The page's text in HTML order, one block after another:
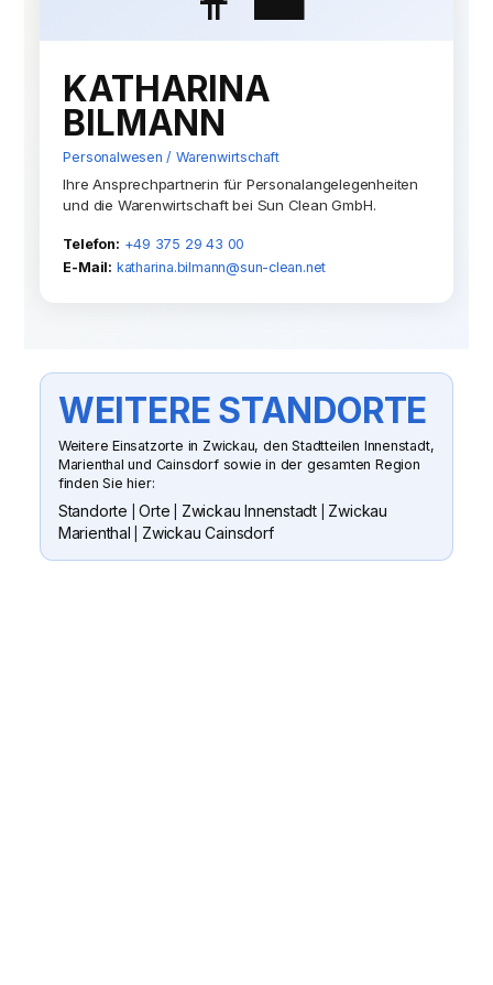
KATHARINA
BILMANN
Personalwesen / Warenwirtschaft
Ihre Ansprechpartnerin für Personalangelegenheiten
und die Warenwirtschaft bei Sun Clean GmbH.
Telefon: +49 375 29 43 00
E-Mail: katharina.bilmann@sun-clean.net
WEITERE STANDORTE
Weitere Einsatzorte in Zwickau, den Stadtteilen Innenstadt,
Marienthal und Cainsdorf sowie in der gesamten Region
finden Sie hier:
Standorte |Orte Zwickau Innenstadt
Zwickau
Marienthal
Zwickau Cainsdorf